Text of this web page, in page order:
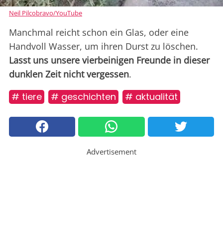
Neil Pilcobravo/YouTube
Manchmal reicht schon ein Glas, oder eine
Handvoll Wasser, um ihren Durst zu löschen.
Lasst uns unsere vierbeinigen Freunde in dieser
dunklen Zeit nicht vergessen.
# tiere # geschichten # aktualität
Advertisement